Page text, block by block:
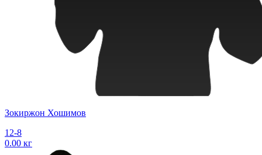
Зокиржон Хошимов
12-8
0.00 кг